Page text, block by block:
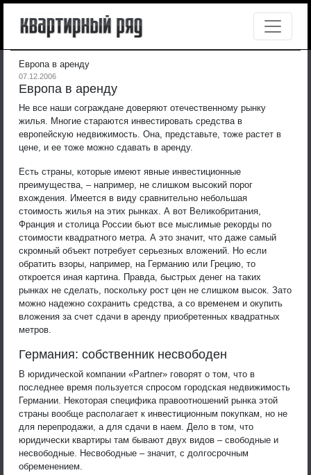
Европа в аренду
07.12.2006
Европа в аренду
Не все наши сограждане доверяют отечественному рынку
жилья. Многие стараются инвестировать средства в
европейскую недвижимость. Она, представьте, тоже растет в
цене, и ее тоже можно сдавать в аренду.
Есть страны, которые имеют явные инвестиционные
преимущества, – например, не слишком высокий порог
вхождения. Имеется в виду сравнительно небольшая
стоимость жилья на этих рынках. А вот Великобритания,
Франция и столица России бьют все мыслимые рекорды по
стоимости квадратного метра. А это значит, что даже самый
скромный объект потребует серьезных вложений. Но если
обратить взоры, например, на Германию или Грецию, то
откроется иная картина. Правда, быстрых денег на таких
рынках не сделать, поскольку рост цен не слишком высок. Зато
можно надежно сохранить средства, а со временем и окупить
вложения за счет сдачи в аренду приобретенных квадратных
метров.
Германия: собственник несвободен
В юридической компании «Partner» говорят о том, что в
последнее время пользуется спросом городская недвижимость
Германии. Некоторая специфика правоотношений рынка этой
страны вообще располагает к инвестиционным покупкам, но не
для перепродажи, а для сдачи в наем. Дело в том, что
юридически квартиры там бывают двух видов – свободные и
несвободные. Несвободные – значит, с долгосрочным
обременением.